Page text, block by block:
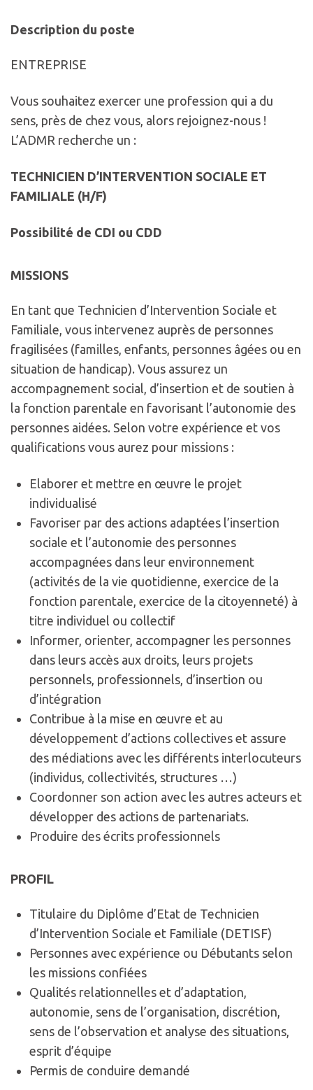
Description du poste
ENTREPRISE
Vous souhaitez exercer une profession qui a du
sens, près de chez vous, alors rejoignez-nous !
L’ADMR recherche un :
TECHNICIEN D’INTERVENTION SOCIALE ET
FAMILIALE (H/F)
Possibilité de CDI ou CDD
MISSIONS
En tant que Technicien d’Intervention Sociale et
Familiale, vous intervenez auprès de personnes
fragilisées (familles, enfants, personnes âgées ou en
situation de handicap). Vous assurez un
accompagnement social, d’insertion et de soutien à
la fonction parentale en favorisant l’autonomie des
personnes aidées. Selon votre expérience et vos
qualifications vous aurez pour missions :
Elaborer et mettre en œuvre le projet
individualisé
Favoriser par des actions adaptées l’insertion
sociale et l’autonomie des personnes
accompagnées dans leur environnement
(activités de la vie quotidienne, exercice de la
fonction parentale, exercice de la citoyenneté) à
titre individuel ou collectif
Informer, orienter, accompagner les personnes
dans leurs accès aux droits, leurs projets
personnels, professionnels, d’insertion ou
d’intégration
Contribue à la mise en œuvre et au
développement d’actions collectives et assure
des médiations avec les différents interlocuteurs
(individus, collectivités, structures …)
Coordonner son action avec les autres acteurs et
développer des actions de partenariats.
Produire des écrits professionnels
PROFIL
Titulaire du Diplôme d’Etat de Technicien
d’Intervention Sociale et Familiale (DETISF)
Personnes avec expérience ou Débutants selon
les missions confiées
Qualités relationnelles et d’adaptation,
autonomie, sens de l’organisation, discrétion,
sens de l’observation et analyse des situations,
esprit d’équipe
Permis de conduire demandé